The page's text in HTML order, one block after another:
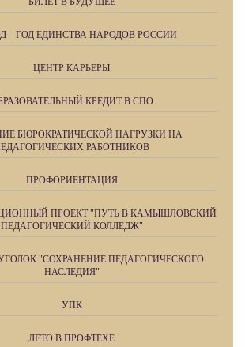
– ГОД ЕДИНСТВА НАРОДОВ РОССИИ
ЦЕНТР КАРЬЕРЫ
КРЕДИТ В СПО
БЮРОКРАТИЧЕСКОЙ НАГРУЗКИ НА
РАБОТНИКОВ
ПРОФОРИЕНТАЦИЯ
ПРОЕКТ "ПУТЬ В КАМЫШЛОВСКИЙ
ПЕДАГОГИЧЕСКИЙ КОЛЛЕДЖ"
"СОХРАНЕНИЕ ПЕДАГОГИЧЕСКОГО
НАСЛЕДИЯ"
УПК
ЛЕТО В ПРОФТЕХЕ